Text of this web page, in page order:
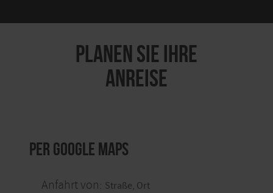
PLANEN SIE IHRE
ANREISE
per Google Maps
Anfahrt von: